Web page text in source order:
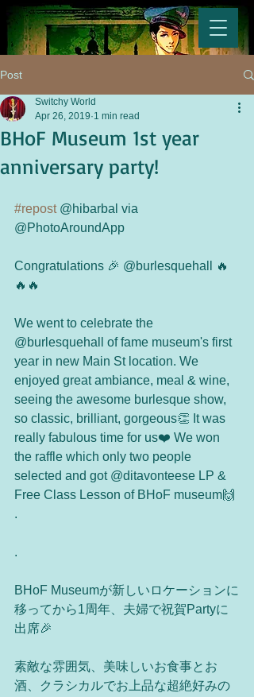
Post
BHoF Museum 1st year
anniversary party!
Switchy World
Apr 26, 2019 1 min read
#repost @hibarbal via
@PhotoAroundApp
Congratulations 🎉 @burlesquehall 🔥
🔥🔥
We went to celebrate the
@burlesquehall of fame museum's first
year in new Main St location. We
enjoyed great ambiance, meal & wine,
seeing the awesome burlesque show,
so classic, brilliant, gorgeous👏 It was
really fabulous time for us❤️ We won
the raffle which only two people
selected and got @ditavonteese LP &
Free Class Lesson of BHoF museum🙌
.
.
BHoF Museumが新しいロケーションに
移ってから1周年、夫婦で祝賀Partyに
出席🎉
素敵な雰囲気、美味しいお食事とお
酒、クラシカルでお上品な超絶好みの